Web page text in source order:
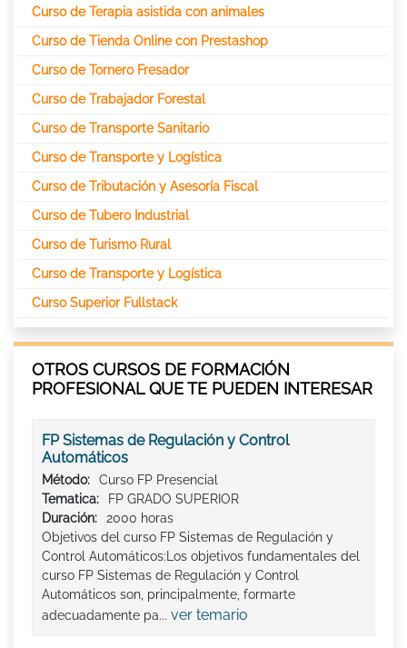
Curso de Terapia asistida con animales
Curso de Tienda Online con Prestashop
Curso de Tornero Fresador
Curso de Trabajador Forestal
Curso de Transporte Sanitario
Curso de Transporte y Logística
Curso de Tributación y Asesoría Fiscal
Curso de Tubero Industrial
Curso de Turismo Rural
Curso de Transporte y Logística
Curso Superior Fullstack
OTROS CURSOS DE FORMACIÓN
PROFESIONAL QUE TE PUEDEN INTERESAR
FP Sistemas de Regulación y Control
Automáticos
Método:
Curso FP Presencial
Tematica:
FP GRADO SUPERIOR
Duración:
2000 horas
Objetivos del curso FP Sistemas de Regulación y
Control Automáticos:Los objetivos fundamentales del
curso FP Sistemas de Regulación y Control
Automáticos son, principalmente, formarte
adecuadamente pa... ver temario